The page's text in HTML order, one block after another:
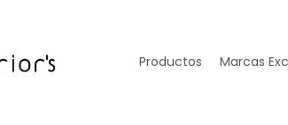
Productos Marcas